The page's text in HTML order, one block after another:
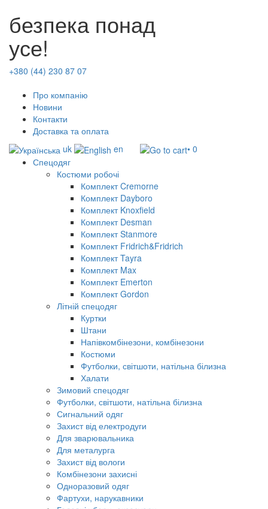
безпека понад
усе!
+380 (44) 230 87 07
Про компанію
Новини
Контакти
Доставка та оплата
uk
en
• 0
Спецодяг
Костюми робочі
Комплект Cremorne
Комплект Dayboro
Комплект Knoxfield
Комплект Desman
Комплект Stanmore
Комплект Fridrich&Fridrich
Комплект Tayra
Комплект Max
Комплект Emerton
Комплект Gordon
Літній спецодяг
Куртки
Штани
Напівкомбінезони, комбінезони
Костюми
Футболки, світшоти, натільна білизна
Халати
Зимовий спецодяг
Футболки, світшоти, натільна білизна
Сигнальний одяг
Захист від електродуги
Для зварювальника
Для металурга
Захист від вологи
Комбінезони захисні
Одноразовий одяг
Фартухи, нарукавники